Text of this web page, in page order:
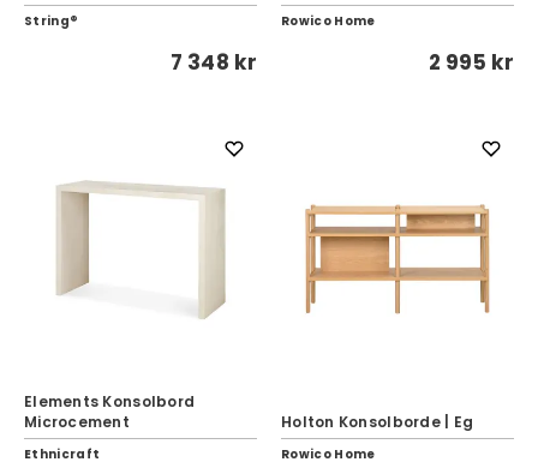
String®
7 348 kr
Rowico Home
2 995 kr
Elements Konsolbord
Microcement
Ethnicraft
Holton Konsolborde | Eg
Rowico Home